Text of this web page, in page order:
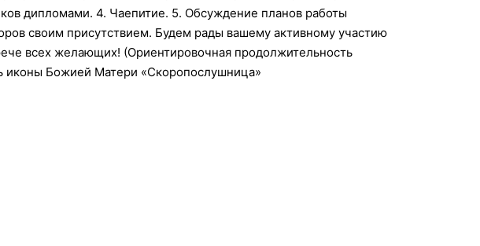
дипломами. 4. Чаепитие. 5. Обсуждение планов работы
своим присутствием. Будем рады вашему активному участию
всех желающих! (Ориентировочная продолжительность
иконы Божией Матери «Скоропослушница»